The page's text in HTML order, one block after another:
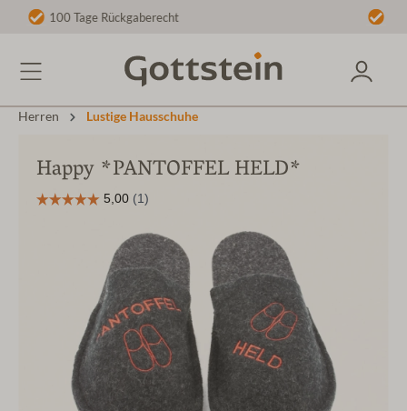
Gratis Lieferung ab 40 € nach DE/AT
Herren Lustige Hausschuhe
Happy *PANTOFFEL HELD*